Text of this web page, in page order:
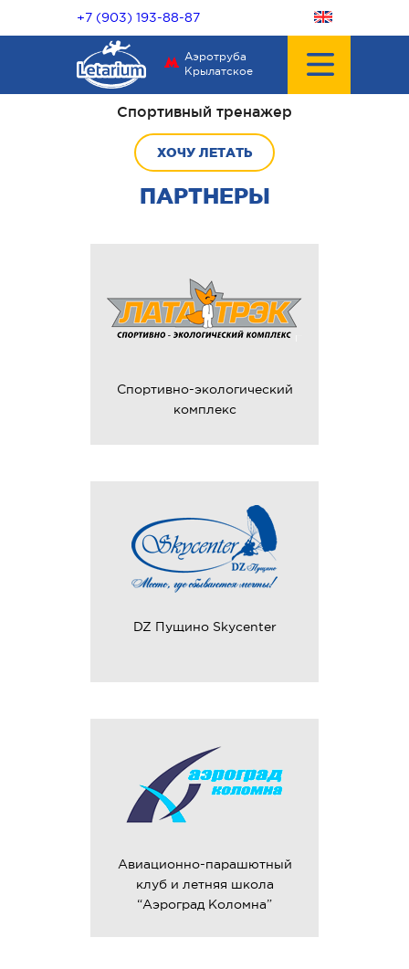
+7 (903) 193-88-87
Аэротруба
Крылатское
Спортивный тренажер
ХОЧУ ЛЕТАТЬ
ПАРТНЕРЫ
Спортивно-экологический
комплекс
DZ Пущино Skycenter
Авиационно-парашютный
клуб и летняя школа
“Аэроград Коломна”